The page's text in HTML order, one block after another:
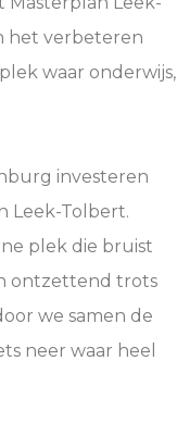
het verbeteren
waar onderwijs,
investeren
Leek-Tolbert.
plek die bruist
ontzettend trots
we samen de
neer waar heel